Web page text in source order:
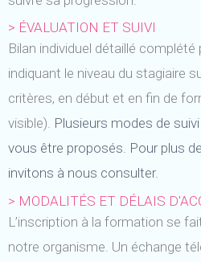
> ÉVALUATION ET SUIVI
Bilan individuel détaillé
indiquant le niveau du stagiaire
critères, en début et en fin de
visible). Plusieurs modes de
vous être proposés. Pour plus
invitons à nous consulter.
> MODALITÉS ET DÉLAIS
L’inscription à la formation se
notre organisme. Un échange